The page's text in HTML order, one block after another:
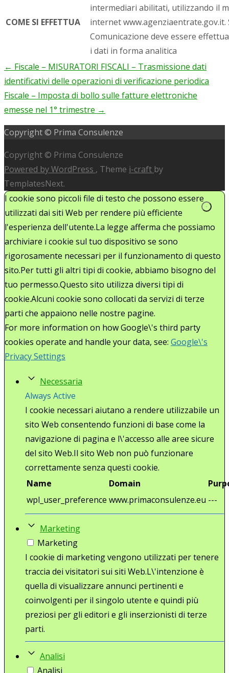
COME SI EFFETTUA
intermediari abilitati, utilizzando il
internet www.agenziaentrate.gov.it.
Comunicazione deve essere
i dati in forma analitica
Post
navigation
← Fiscale – MISURATORI FISCALI – Trasmissione dati
identificativi delle operazioni di verificazione periodica
Fiscale – Imposta di bollo sulle fatture elettroniche
emesse nel 1° trimestre →
Copyright © Prima Consulenze
Copyright © Prima Consulenze
Powered by WordPress , Theme i-craft by
TemplatesNext.
I cookie sono piccoli file di testo che possono essere
utilizzati dai siti Web per rendere più efficiente
l'esperienza dell'utente.La legge afferma che possiamo
archiviare i cookie sul tuo dispositivo se sono
rigorosamente necessari per il funzionamento di questo
sito.Per tutti gli altri tipi di cookie, abbiamo bisogno del
tuo permesso.Questo sito utilizza diversi tipi di
cookie.Alcuni cookie sono collocati da servizi di terze
parti che appaiono nelle nostre pagine.
For more information on how Google\'s third party
cookies operate and handle your data, see: Google\'s
Privacy Settings
Necessaria
Always Active
I cookie necessari aiutano a rendere utilizzabile un
sito Web consentendo funzioni di base come la
navigazione di pagina e l\'accesso alle aree sicure
del sito Web.Il sito Web non può funzionare
correttamente senza questi cookie.
Name
Domain
wpl_user_preference www.primaconsulenze.eu ---
Marketing
Marketing
I cookie di marketing vengono utilizzati per tenere
traccia dei visitatori sui siti Web.L\'intenzione è
quella di visualizzare annunci pertinenti e
coinvolgenti per il singolo utente e quindi più
preziosi per gli editori e gli inserzionisti di terze
parti.
Analisi
Analisi